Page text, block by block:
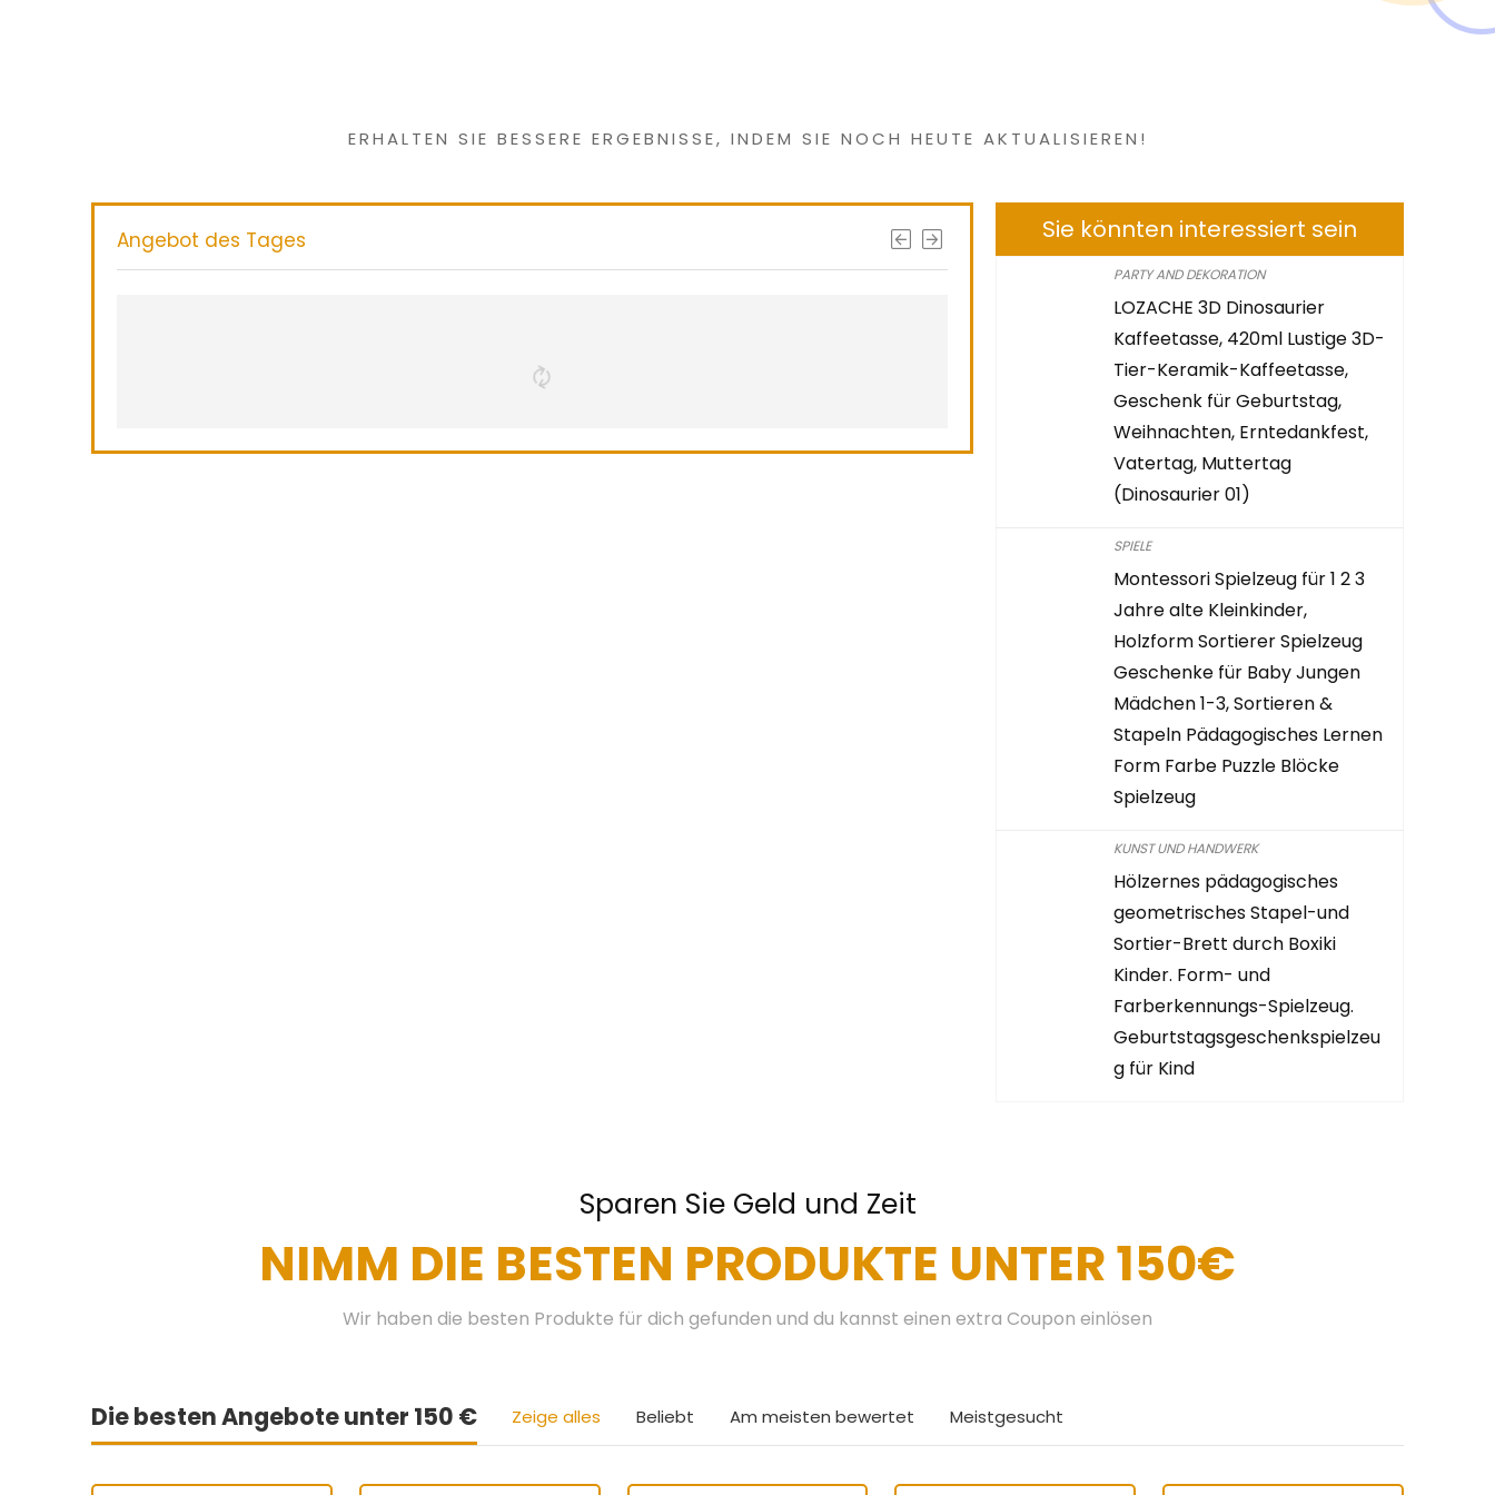
ERHALTEN SIE BESSERE ERGEBNISSE, INDEM SIE NOCH HEUTE AKTUALISIEREN!
Angebot des Tages Sie könnten interessiert sein
PARTY AND DEKORATION
LOZACHE 3D Dinosaurier
Kaffeetasse, 420ml Lustige 3D-
Tier-Keramik-Kaffeetasse,
Geschenk für Geburtstag,
Weihnachten, Erntedankfest,
Vatertag, Muttertag
(Dinosaurier 01)
SPIELE
Montessori Spielzeug für 1 2 3
Jahre alte Kleinkinder,
Holzform Sortierer Spielzeug
Geschenke für Baby Jungen
Mädchen 1-3, Sortieren &
Stapeln Pädagogisches Lernen
Form Farbe Puzzle Blöcke
Spielzeug
KUNST UND HANDWERK
Hölzernes pädagogisches
geometrisches Stapel-und
Sortier-Brett durch Boxiki
Kinder. Form- und
Farberkennungs-Spielzeug.
Geburtstagsgeschenkspielzeu
g für Kind
Sparen Sie Geld und Zeit
NIMM DIE BESTEN PRODUKTE UNTER 150€
Wir haben die besten Produkte für dich gefunden und du kannst einen extra Coupon einlösen
Die besten Angebote unter 150 € Zeige alles Beliebt Am meisten bewertet Meistgesucht